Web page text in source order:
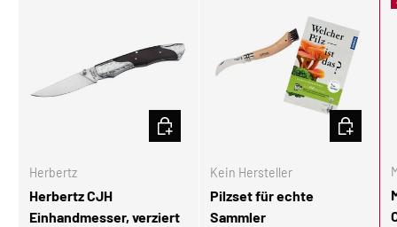
Herbertz
Herbertz CJH
Einhandmesser, verziert
IN DEN WARENKORB
Kein Hersteller
Pilzset für echte
Sammler
IN DEN